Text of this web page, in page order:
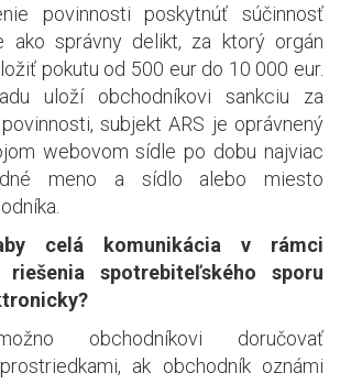
povinnosti poskytnúť súčinnosť
ako správny delikt, za ktorý orgán
pokutu od 500 eur do 10 000 eur.
uloží obchodníkovi sankciu za
subjekt ARS je oprávnený
webovom sídle po dobu najviac
meno a sídlo alebo miesto
celá komunikácia v rámci
riešenia spotrebiteľského sporu
obchodníkovi doručovať
ak obchodník oznámi